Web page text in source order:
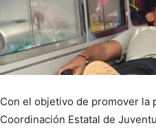
Con el objetivo de promover la
Coordinación Estatal de